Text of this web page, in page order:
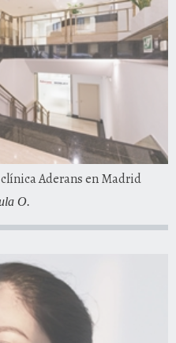
Aderans en Madrid
O.